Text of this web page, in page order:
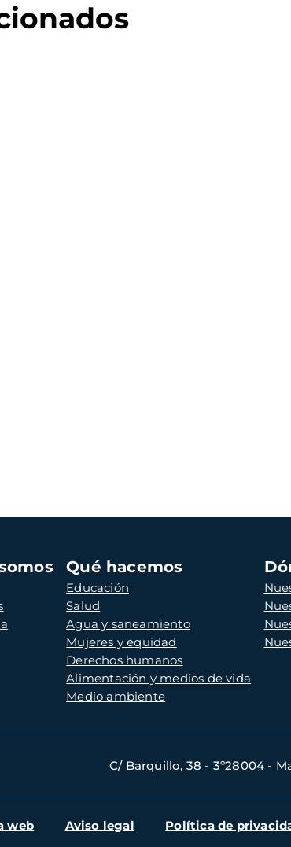
Qué hacemos
Educación
Salud
Agua y saneamiento
Mujeres y equidad
Derechos humanos
Alimentación y medios de vida
Medio ambiente
C/ Barquillo, 38 - 3º28004 -
web Aviso legal Política de